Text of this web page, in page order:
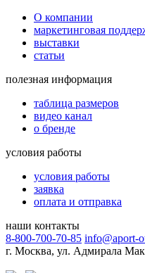
О компании
маркетинговая
выставки
статьи
полезная информация
таблица размеров
видео канал
о бренде
условия работы
условия работы
заявка
оплата и отправка
наши контакты
8-800-700-70-85 info@aport-
г. Москва, ул. Адмирала